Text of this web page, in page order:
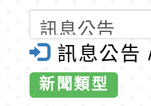
教師韌性
程」
轉農業部
「115年
訓練課程
錄取公告-
民小學
桃園市
全程
市東
訊息公告
新聞類型